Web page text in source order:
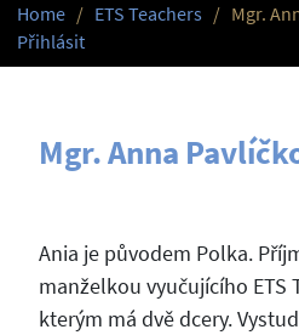
Home ETS Teachers
Mgr.
Přihlásit
Mgr. Anna
Ania je původem Polka.
manželkou vyučujícího ETS
kterým má dvě dcery.